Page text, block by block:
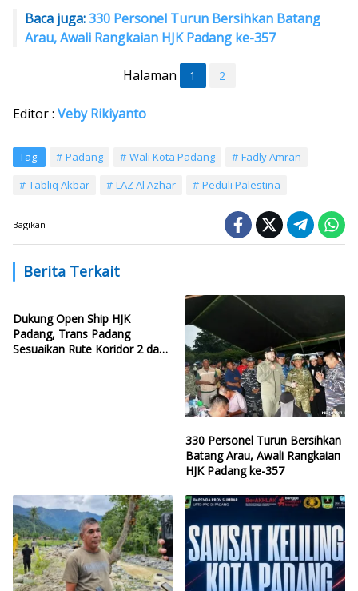
Baca juga:330 Personel Turun Bersihkan Batang
Arau, Awali Rangkaian HJK Padang ke-357
Halaman 1 2
Editor : Veby Rikiyanto
Tag: Padang Wali Kota Padang
Fadly Amran
Tabliq Akbar
LAZ Al Azhar Peduli Palestina
Bagikan
Berita Terkait
Dukung Open Ship HJK
Padang, Trans Padang
Sesuaikan Rute Koridor 2 dan
330 Personel Turun Bersihkan
Batang Arau, Awali Rangkaian
HJK Padang ke-357